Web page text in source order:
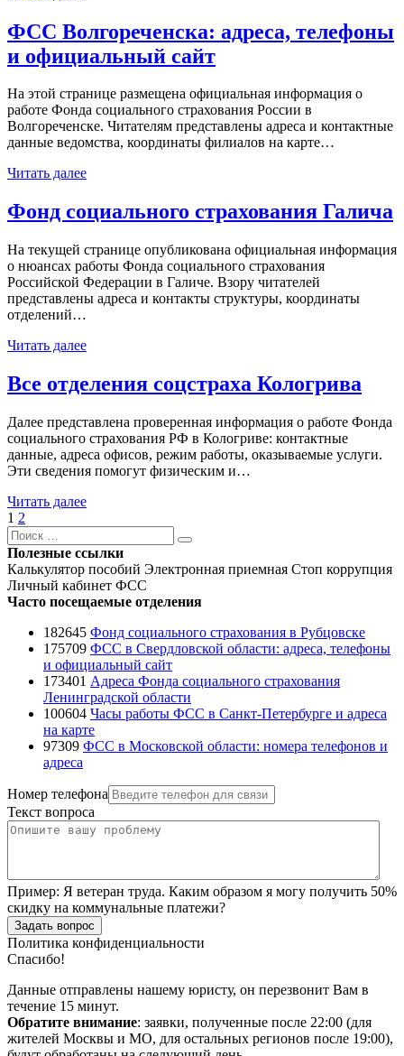
ФСС Волгореченска: адреса, телефоны
и официальный сайт
На этой странице размещена официальная информация о
работе Фонда социального страхования России в
Волгореченске. Читателям представлены адреса и контактные
данные ведомства, координаты филиалов на карте…
Читать далее
Фонд социального страхования Галича
На текущей странице опубликована официальная информация
о нюансах работы Фонда социального страхования
Российской Федерации в Галиче. Взору читателей
представлены адреса и контакты структуры, координаты
отделений…
Читать далее
Все отделения соцстраха Кологрива
Далее представлена проверенная информация о работе Фонда
социального страхования РФ в Кологриве: контактные
данные, адреса офисов, режим работы, оказываемые услуги.
Эти сведения помогут физическим и…
Читать далее
Навигация
по
записям
Страница
1 Страница
2
страница
Поиск
Поиск
Полезные ссылки
Калькулятор пособий Электронная приемная Стоп коррупция
Личный кабинет ФСС
Часто посещаемые отделения
182645 Фонд социального страхования в Рубцовске
175709 ФСС в Свердловской области: адреса, телефоны
и официальный сайт
173401 Адреса Фонда социального страхования
Ленинградской области
100604 Часы работы ФСС в Санкт-Петербурге и адреса
на карте
97309 ФСС в Московской области: номера телефонов и
адреса
Номер телефона
Текст вопроса
Пример: Я ветеран труда. Каким образом я могу получить 50%
скидку на коммунальные платежи?
Задать вопрос
Политика конфиденциальности
Спасибо!
Данные отправлены нашему юристу, он перезвонит Вам в
течение 15 минут.
Обратите внимание: заявки, полученные после 22:00 (для
жителей Москвы и МО, для остальных регионов после 19:00),